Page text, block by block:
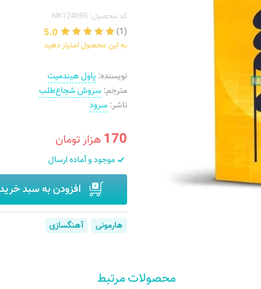
کد محصول: NK124695
(1)
5.0
به این محصول امتیاز دهید
نویسنده: پاول هیندمیت
مترجم: سروش شجاع‌طلب
ناشر: سرود
170هزار تومان
موجود و آماده ارسال
افزودن به سبد
هارمونی آهنگسازی
محصولات مرتبط